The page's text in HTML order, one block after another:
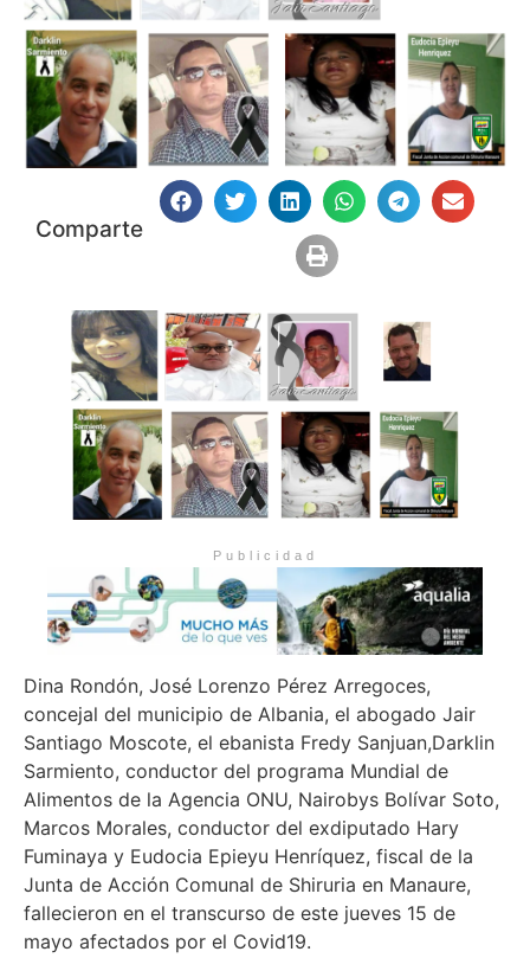
Comparte
Publicidad
Dina Rondón, José Lorenzo Pérez Arregoces,
concejal del municipio de Albania, el abogado Jair
Santiago Moscote, el ebanista Fredy Sanjuan,Darklin
Sarmiento, conductor del programa Mundial de
Alimentos de la Agencia ONU, Nairobys Bolívar Soto,
Marcos Morales, conductor del exdiputado Hary
Fuminaya y Eudocia Epieyu Henríquez, fiscal de la
Junta de Acción Comunal de Shiruria en Manaure,
fallecieron en el transcurso de este jueves 15 de
mayo afectados por el Covid19.